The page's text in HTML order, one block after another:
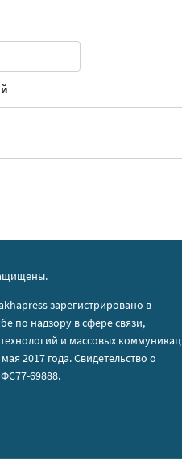
зарегистрировано в
по надзору в сфере связи,
и массовых
2017 года. Свидетельство о
69888.